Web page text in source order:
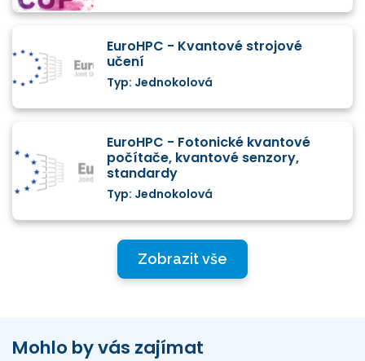
EuroHPC - Kvantové strojové
učení
Typ: Jednokolová
EuroHPC - Fotonické kvantové
počítače, kvantové senzory,
standardy
Typ: Jednokolová
Zobrazit vše
Mohlo by vás zajímat